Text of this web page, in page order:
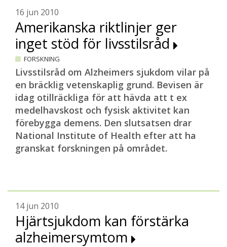
16 jun 2010
Amerikanska riktlinjer ger
inget stöd för livsstilsråd
FORSKNING
Livsstilsråd om Alzheimers sjukdom vilar på
en bräcklig vetenskaplig grund. Bevisen är
idag otillräckliga för att hävda att t ex
medelhavskost och fysisk aktivitet kan
förebygga demens. Den slutsatsen drar
National Institute of Health efter att ha
granskat forskningen på området.
14 jun 2010
Hjärtsjukdom kan förstärka
alzheimersymtom